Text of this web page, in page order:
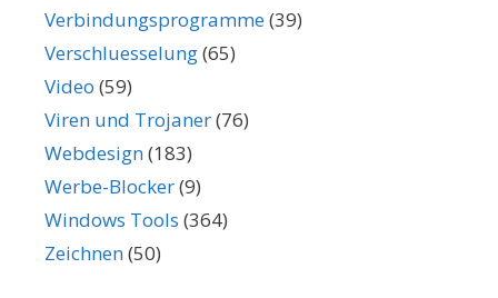
Verbindungsprogramme(39)
Verschluesselung(65)
Video (59)
Viren und Trojaner(76)
Webdesign(183)
Werbe-Blocker(9)
Windows Tools (364)
Zeichnen(50)